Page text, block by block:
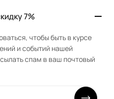
7%
чтобы быть в курсе
и событий нашей
спам в ваш почтовый